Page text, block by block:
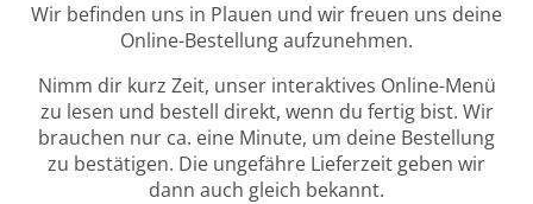
Wir befinden uns in Plauen und wir freuen uns deine
Online-Bestellung aufzunehmen.
Nimm dir kurz Zeit, unser interaktives Online-Menü
zu lesen und bestell direkt, wenn du fertig bist. Wir
brauchen nur ca. eine Minute, um deine Bestellung
zu bestätigen. Die ungefähre Lieferzeit geben wir
dann auch gleich bekannt.